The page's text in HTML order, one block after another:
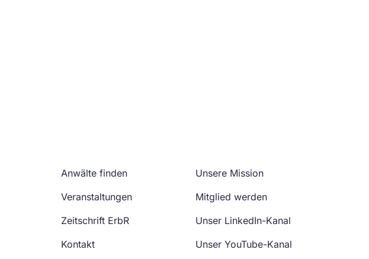
Anwälte finden
Veranstaltungen
Zeitschrift ErbR
Kontakt
Unsere Mission
Mitglied werden
Unser LinkedIn-Kanal
Unser YouTube-Kanal